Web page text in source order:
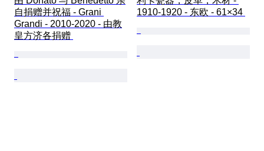
自捐赠并祝福 - Grani
Grandi - 2010-2020 - 由教
皇方济各捐赠
1910-1920 - 东欧 - 61×34